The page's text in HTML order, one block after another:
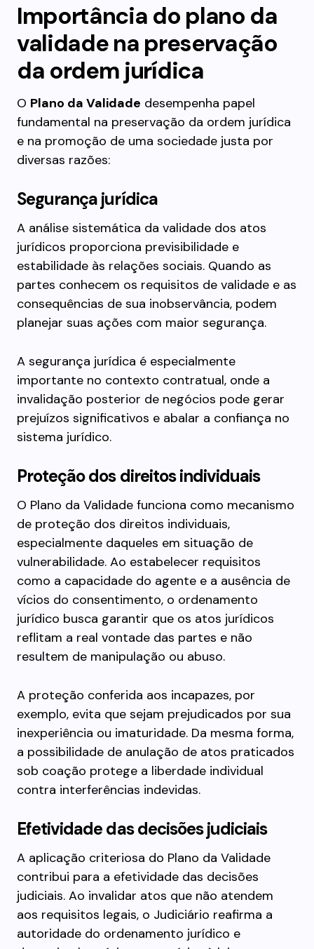
Importância do plano da
validade na preservação
da ordem jurídica
O Plano da Validade desempenha papel
fundamental na preservação da ordem jurídica
e na promoção de uma sociedade justa por
diversas razões:
Segurança jurídica
A análise sistemática da validade dos atos
jurídicos proporciona previsibilidade e
estabilidade às relações sociais. Quando as
partes conhecem os requisitos de validade e as
consequências de sua inobservância, podem
planejar suas ações com maior segurança.
A segurança jurídica é especialmente
importante no contexto contratual, onde a
invalidação posterior de negócios pode gerar
prejuízos significativos e abalar a confiança no
sistema jurídico.
Proteção dos direitos individuais
O Plano da Validade funciona como mecanismo
de proteção dos direitos individuais,
especialmente daqueles em situação de
vulnerabilidade. Ao estabelecer requisitos
como a capacidade do agente e a ausência de
vícios do consentimento, o ordenamento
jurídico busca garantir que os atos jurídicos
reflitam a real vontade das partes e não
resultem de manipulação ou abuso.
A proteção conferida aos incapazes, por
exemplo, evita que sejam prejudicados por sua
inexperiência ou imaturidade. Da mesma forma,
a possibilidade de anulação de atos praticados
sob coação protege a liberdade individual
contra interferências indevidas.
Efetividade das decisões judiciais
A aplicação criteriosa do Plano da Validade
contribui para a efetividade das decisões
judiciais. Ao invalidar atos que não atendem
aos requisitos legais, o Judiciário reafirma a
autoridade do ordenamento jurídico e